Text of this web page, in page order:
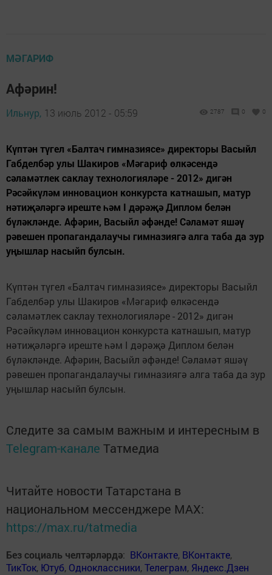
МӘГАРИФ
Афәрин!
Ильнур, 13 июль 2012 - 05:59 2787 0 0
Күптән түгел «Балтач гимназиясе» директоры Васыйл
Габделбәр улы Шакиров «Мәгариф өлкәсендә
сәламәтлек саклау технологияләре - 2012» дигән
Рәсәйкүләм инновацион конкурста катнашып, матур
нәтиҗәләргә иреште һәм I дәрәҗә Диплом белән
бүләкләнде. Афәрин, Васыйл әфәнде! Сәламәт яшәү
рәвешен пропагандалаучы гимназиягә алга таба да зур
уңышлар насыйп булсын.
Күптән түгел «Балтач гимназиясе» директоры Васыйл
Габделбәр улы Шакиров «Мәгариф өлкәсендә
сәламәтлек саклау технологияләре - 2012» дигән
Рәсәйкүләм инновацион конкурста катнашып, матур
нәтиҗәләргә иреште һәм I дәрәҗә Диплом белән
бүләкләнде. Афәрин, Васыйл әфәнде! Сәламәт яшәү
рәвешен пропагандалаучы гимназиягә алга таба да зур
уңышлар насыйп булсын.
Следите за самым важным и интересным в
Telegram-канале Татмедиа
Читайте новости Татарстана в
национальном мессенджере MАХ:
https://max.ru/tatmedia
Без социаль челтәрләрдә: ВКонтакте, ВКонтакте,
ТикТок, Ютуб, Одноклассники,Телеграм, Яндекс.Дзен